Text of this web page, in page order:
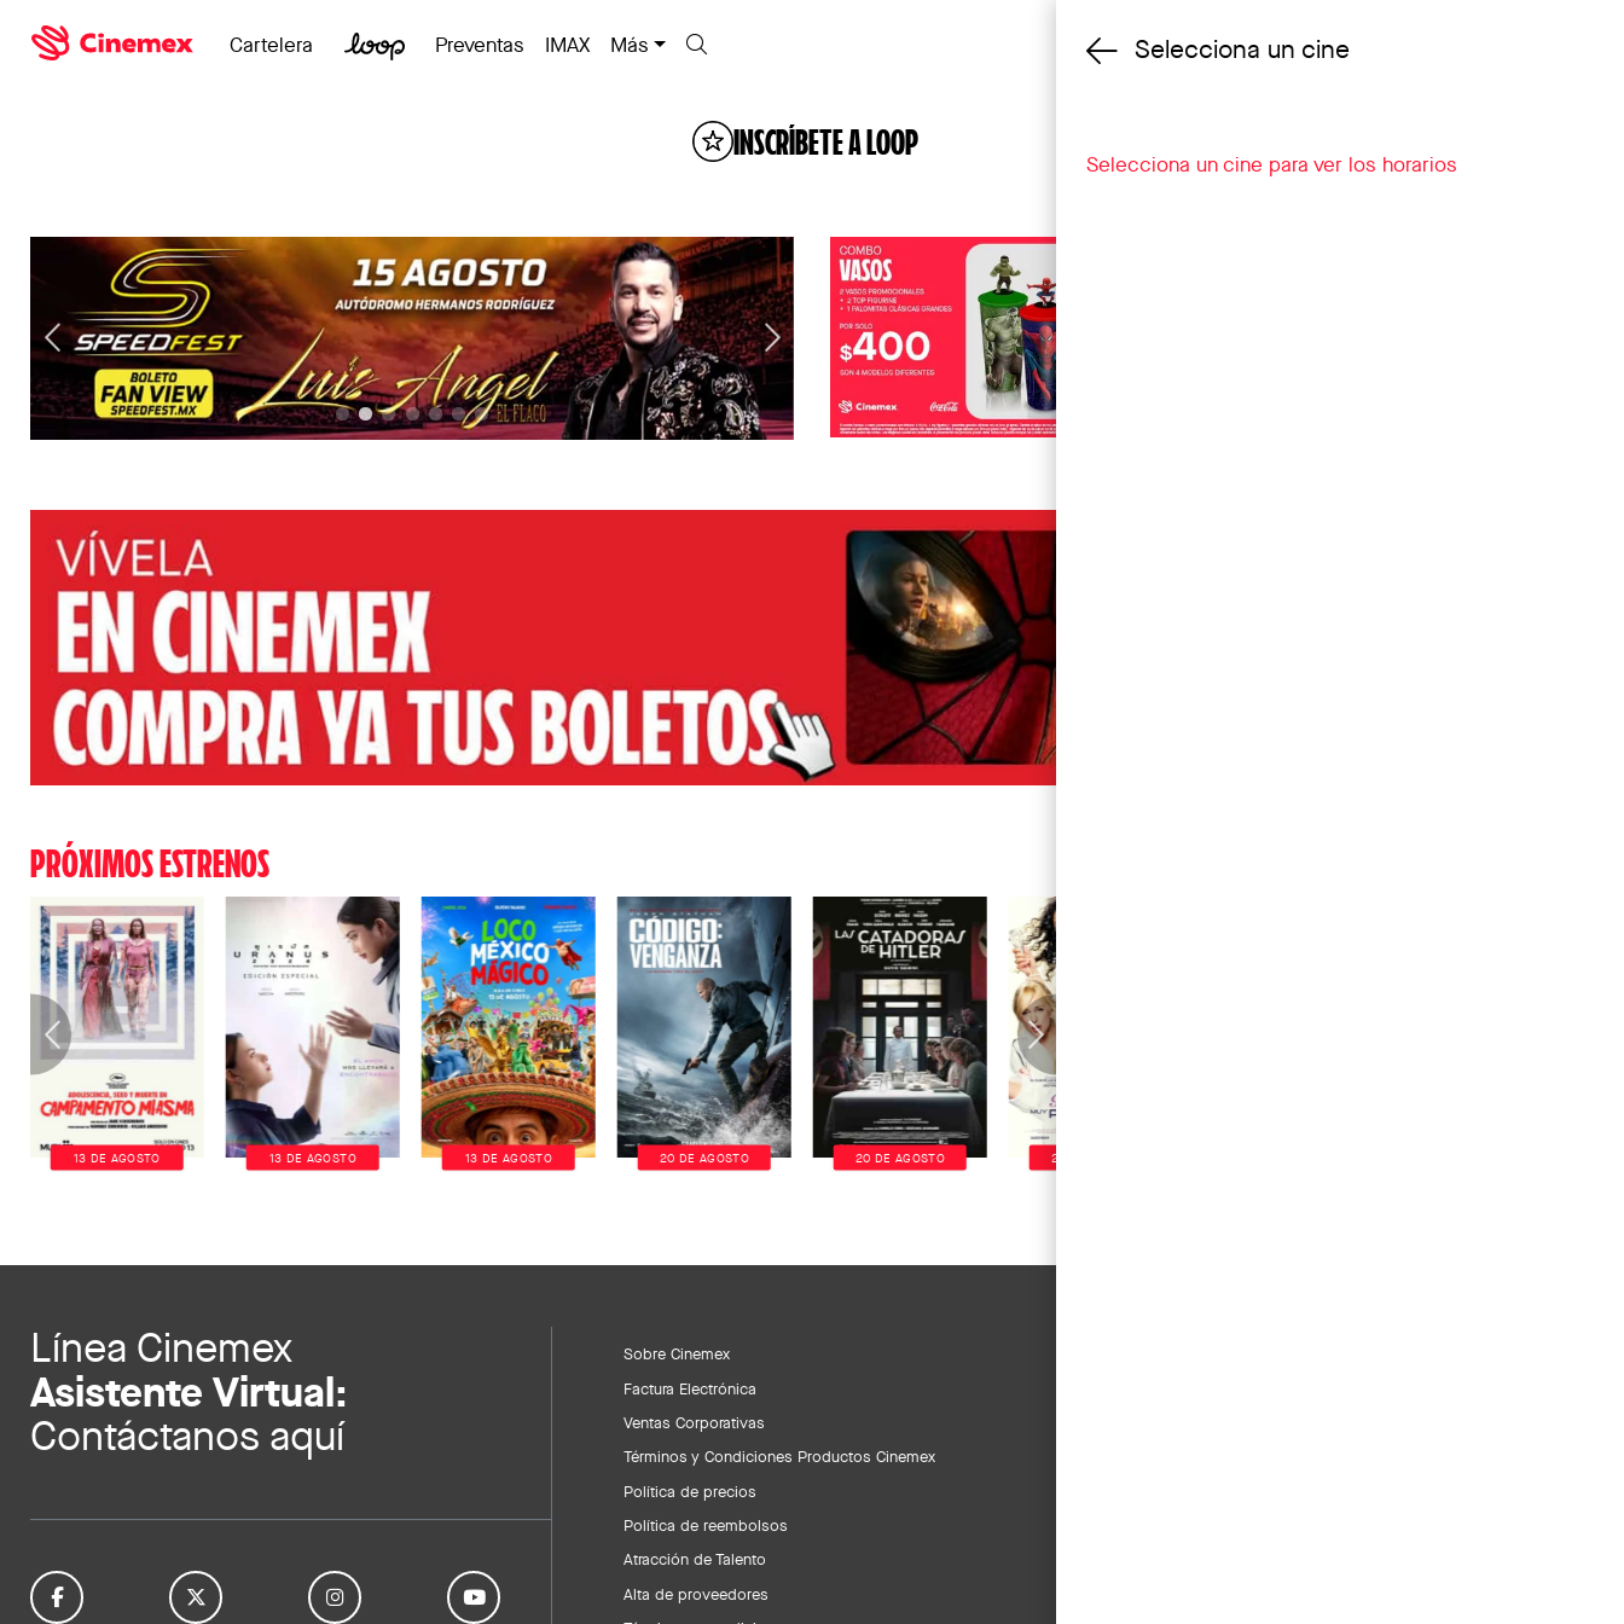
Cambiar cine
Cartelera Preventas IMAX Más
INSCRÍBETE A LOOP
PRÓXIMOS ESTRENOS
13 DE AGOSTO 13 DE AGOSTO 13 DE AGOSTO 20 DE AGOSTO 20 DE AGOSTO 20 DE AGOSTO
Línea Cinemex
Asistente Virtual:
Contáctanos aquí
Sobre Cinemex
Factura Electrónica
Ventas Corporativas
Términos y Condiciones Productos Cinemex
Política de precios
Política de reembolsos
Atracción de Talento
Alta de proveedores
Selecciona un cine
Selecciona un cine para ver los horarios